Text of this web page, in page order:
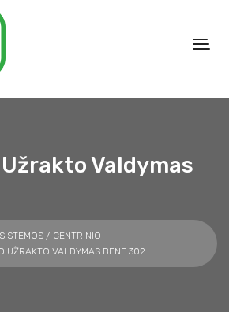
Valdymas
/ CENTRINIO
UŽRAKTO VALDYMAS BENE 302